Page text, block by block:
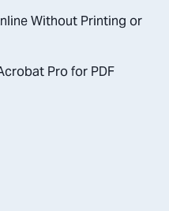
Without Printing or
Pro for PDF